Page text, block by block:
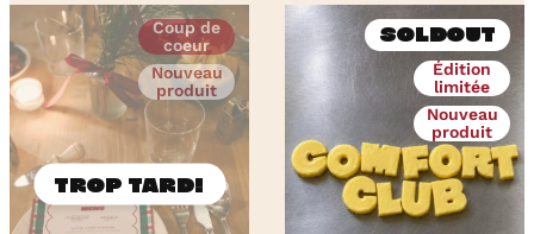
Coup de
coeur
Nouveau
produit
Soldout
Édition
limitée
Nouveau
produit